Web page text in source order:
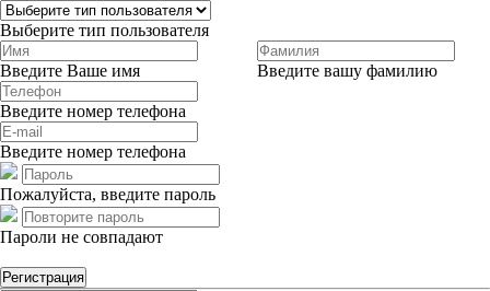
Выберите тип пользователя
Введите Ваше имя Введите вашу фамилию
Введите номер телефона
Введите номер телефона
Пожалуйста, введите пароль
Пароли не совпадают
Регистрация